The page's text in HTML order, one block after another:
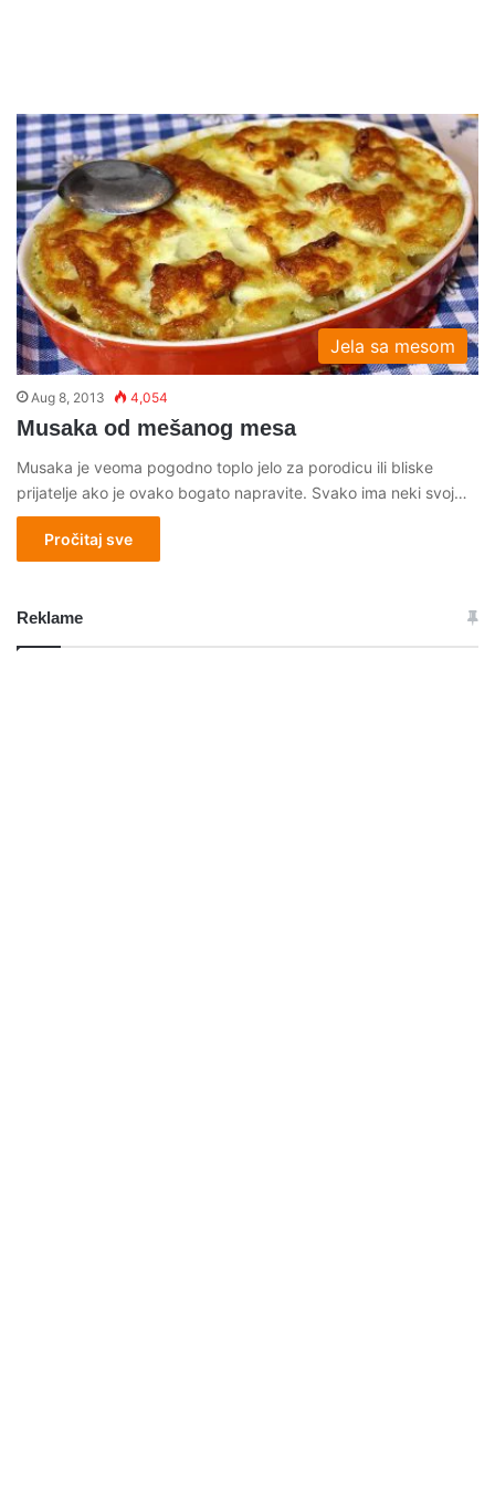
Jela sa mesom
Aug 8, 2013 4,054
Musaka od mešanog mesa
Musaka je veoma pogodno toplo jelo za porodicu ili bliske
prijatelje ako je ovako bogato napravite. Svako ima neki svoj…
Pročitaj sve
Reklame